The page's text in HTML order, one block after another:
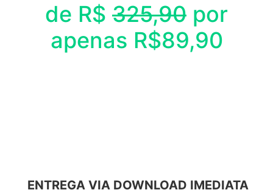
de R$ 325,90 por
apenas R$89,90
ENTREGA VIA DOWNLOAD IMEDIATA